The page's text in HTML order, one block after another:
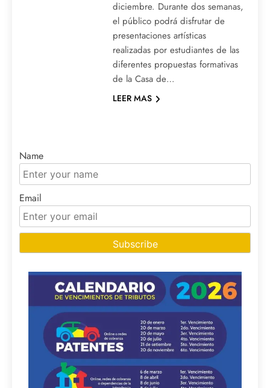
diciembre. Durante dos semanas,
el público podrá disfrutar de
presentaciones artísticas
realizadas por estudiantes de las
diferentes propuestas formativas
de la Casa de…
LEER MAS
Name
Email